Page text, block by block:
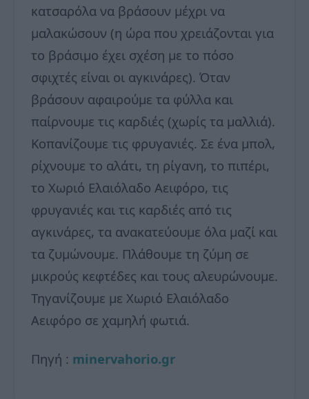
κατσαρόλα να βράσουν μέχρι να
μαλακώσουν (η ώρα που χρειάζονται για
το βράσιμο έχει σχέση με το πόσο
σφιχτές είναι οι αγκινάρες). Όταν
βράσουν αφαιρούμε τα φύλλα και
παίρνουμε τις καρδιές (χωρίς τα μαλλιά).
Κοπανίζουμε τις φρυγανιές. Σε ένα μπολ,
ρίχνουμε το αλάτι, τη ρίγανη, το πιπέρι,
το Χωριό Ελαιόλαδο Αειφόρο, τις
φρυγανιές και τις καρδιές από τις
αγκινάρες, τα ανακατεύουμε όλα μαζί και
τα ζυμώνουμε. Πλάθουμε τη ζύμη σε
μικρούς κεφτέδες και τους αλευρώνουμε.
Τηγανίζουμε με Χωριό Ελαιόλαδο
Αειφόρο σε χαμηλή φωτιά.
Πηγή : minervahorio.gr